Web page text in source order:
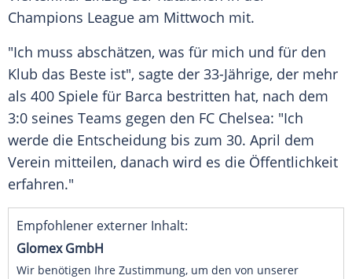
Champions League am Mittwoch mit.
"Ich muss abschätzen, was für mich und für den
Klub das Beste ist", sagte der 33-Jährige, der mehr
als 400 Spiele für Barca bestritten hat, nach dem
3:0 seines Teams gegen den FC Chelsea: "Ich
werde die Entscheidung bis zum 30. April dem
Verein mitteilen, danach wird es die Öffentlichkeit
erfahren."
Empfohlener externer Inhalt:
Glomex GmbH
Wir benötigen Ihre Zustimmung, um den von unserer